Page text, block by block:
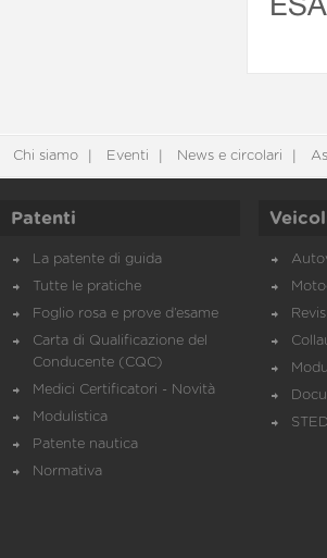
Chi siamo Eventi News e circolari
Patenti
La patente di guida
Tutte le pratiche
Foglio rosa e prove d’esame
Carta di Qualificazione del
Conducente (CQC)
Medici Certificatori - Novità
Modulistica
Patente nautica
Normativa
STED